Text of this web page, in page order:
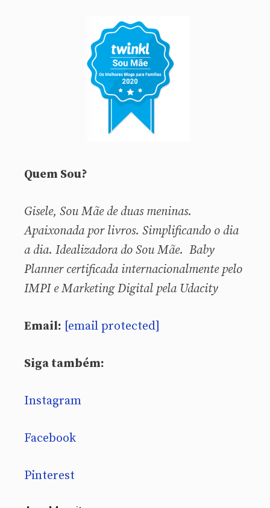
Quem Sou?
Gisele, Sou Mãe de duas meninas.
Apaixonada por livros. Simplificando o dia
a dia. Idealizadora do Sou Mãe. Baby
Planner certificada internacionalmente pelo
IMPI e Marketing Digital pela Udacity
Email: [email protected]
Siga também:
Instagram
Facebook
Pinterest